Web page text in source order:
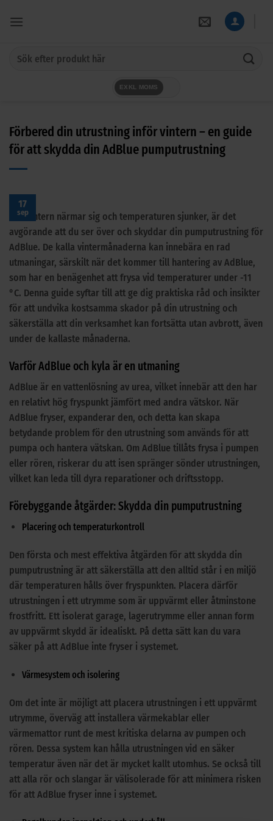
EXKL MOMS
Förbered din utrustning inför vintern – en guide
för att skydda din AdBlue pumputrustning
17
sep
När vintern närmar sig och temperaturen sjunker, är det
avgörande att du ser över och skyddar din pumputrustning för
AdBlue. De kalla vintermånaderna kan innebära en rad
utmaningar, särskilt när det kommer till hantering av AdBlue,
som har en benägenhet att frysa vid temperaturer under -11
°C. Denna guide syftar till att ge dig praktiska råd och insikter
för att undvika kostsamma skador på din utrustning och
säkerställa att din verksamhet kan fortsätta utan avbrott, även
under de kallaste månaderna.
Varför AdBlue och kyla är en utmaning
AdBlue är en vattenlösning av urea, vilket innebär att den har
en relativt hög fryspunkt jämfört med andra vätskor. När
AdBlue fryser, expanderar den, och detta kan skapa
betydande problem för den utrustning som används för att
pumpa och hantera vätskan. Om AdBlue tillåts frysa i pumpen
eller rören, riskerar du att isen spränger sönder utrustningen,
vilket kan leda till dyra reparationer och driftsstopp.
Förebyggande åtgärder: Skydda din pumputrustning
Placering och temperaturkontroll
Den första och mest effektiva åtgärden för att skydda din
pumputrustning är att säkerställa att den alltid står i en miljö
där temperaturen hålls över fryspunkten. Placera därför
utrustningen i ett utrymme som är uppvärmt eller åtminstone
frostfritt. Ett isolerat garage, lagerutrymme eller annan form
av uppvärmt skydd är idealiskt. På detta sätt kan du vara
säker på att AdBlue inte fryser i systemet.
Värmesystem och isolering
Om det inte är möjligt att placera utrustningen i ett uppvärmt
utrymme, överväg att installera värmekablar eller
värmemattor runt de mest kritiska delarna av pumpen och
rören. Dessa system kan hålla utrustningen vid en säker
temperatur även när det är mycket kallt utomhus. Se också till
att alla rör och slangar är välisolerade för att minimera risken
för att AdBlue fryser inne i systemet.